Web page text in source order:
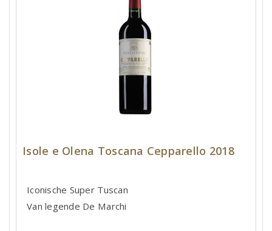
Isole e Olena Toscana Cepparello 2018
Iconische Super Tuscan
Van legende De Marchi